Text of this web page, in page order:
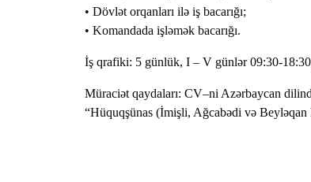
• Dövlət orqanları ilə iş bacarığı;
• Komandada işləmək bacarığı.
İş qrafiki: 5 günlük, I – V günlər 09:30-
Müraciət qaydaları: CV–ni Azərbaycan
“Hüquqşünas (İmişli, Ağcabədi və